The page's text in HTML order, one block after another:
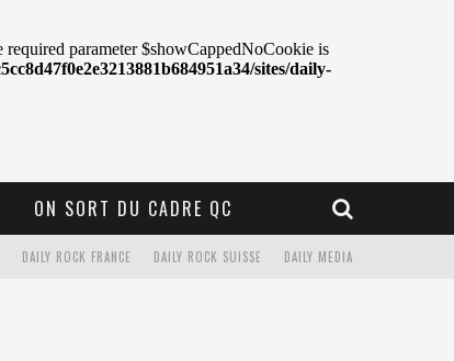
ON SORT DU CADRE QC
DAILY MEDIA
DAILY ROCK SUISSE
DAILY ROCK FRANCE